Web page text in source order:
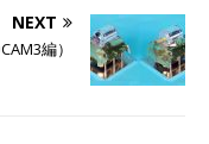
NEXT
編）